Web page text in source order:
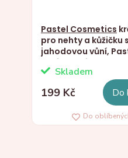
Pastel Cosmetics
pro nehty a kůžičku s
jahodovou vůní,
Cuticle Nail Care
10g Skladem
199 Kč Do
Do